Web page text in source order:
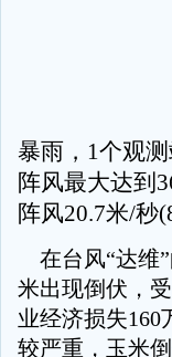
暴雨，1个观
阵风最大达到
阵风20.7米/秒
在台风“达维
米出现倒伏，
业经济损失160
较严重，玉米